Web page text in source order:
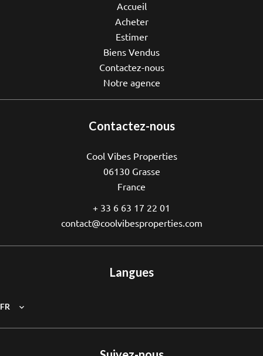
Accueil
Acheter
Estimer
Biens Vendus
Contactez-nous
Notre agence
Contactez-nous
Cool Vibes Properties
06130Grasse
France
+ 33 6 63 17 22 01
contact@coolvibesproperties.com
Langues
FR